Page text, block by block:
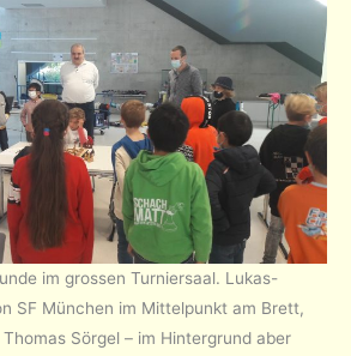
im grossen Turniersaal. Lukas-
SF München im Mittelpunkt am Brett,
Sörgel – im Hintergrund aber